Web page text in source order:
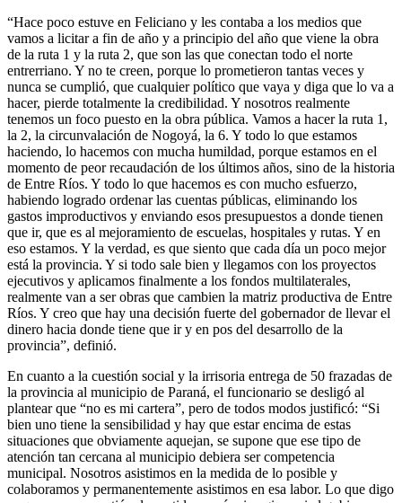
“Hace poco estuve en Feliciano y les contaba a los medios que
vamos a licitar a fin de año y a principio del año que viene la obra
de la ruta 1 y la ruta 2, que son las que conectan todo el norte
entrerriano. Y no te creen, porque lo prometieron tantas veces y
nunca se cumplió, que cualquier político que vaya y diga que lo va a
hacer, pierde totalmente la credibilidad. Y nosotros realmente
tenemos un foco puesto en la obra pública. Vamos a hacer la ruta 1,
la 2, la circunvalación de Nogoyá, la 6. Y todo lo que estamos
haciendo, lo hacemos con mucha humildad, porque estamos en el
momento de peor recaudación de los últimos años, sino de la historia
de Entre Ríos. Y todo lo que hacemos es con mucho esfuerzo,
habiendo logrado ordenar las cuentas públicas, eliminando los
gastos improductivos y enviando esos presupuestos a donde tienen
que ir, que es al mejoramiento de escuelas, hospitales y rutas. Y en
eso estamos. Y la verdad, es que siento que cada día un poco mejor
está la provincia. Y si todo sale bien y llegamos con los proyectos
ejecutivos y aplicamos finalmente a los fondos multilaterales,
realmente van a ser obras que cambien la matriz productiva de Entre
Ríos. Y creo que hay una decisión fuerte del gobernador de llevar el
dinero hacia donde tiene que ir y en pos del desarrollo de la
provincia”, definió.
En cuanto a la cuestión social y la irrisoria entrega de 50 frazadas de
la provincia al municipio de Paraná, el funcionario se desligó al
plantear que “no es mi cartera”, pero de todos modos justificó: “Si
bien uno tiene la sensibilidad y hay que estar encima de estas
situaciones que obviamente aquejan, se supone que ese tipo de
atención tan cercana al municipio debiera ser competencia
municipal. Nosotros asistimos en la medida de lo posible y
colaboramos y permanentemente asistimos en esa labor. Lo que digo